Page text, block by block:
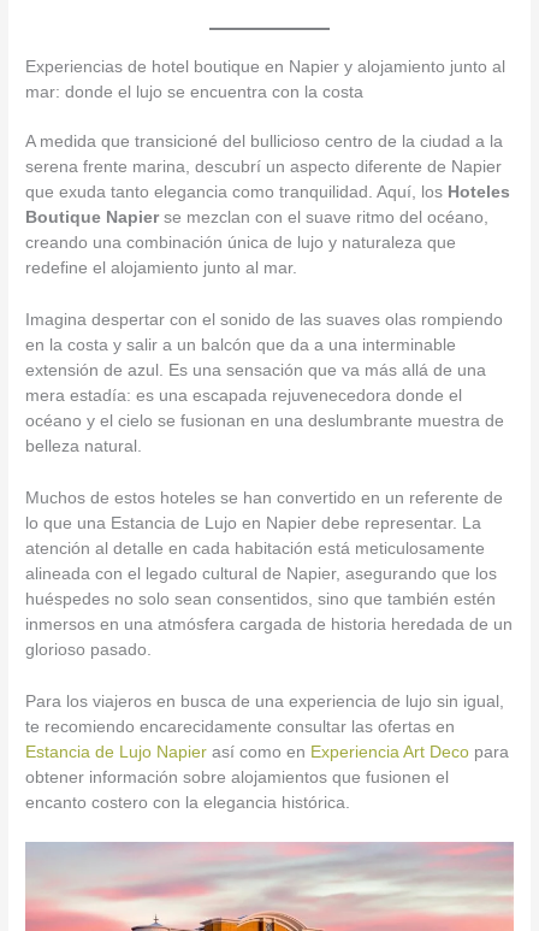
Experiencias de hotel boutique en Napier y alojamiento junto al
mar: donde el lujo se encuentra con la costa
A medida que transicioné del bullicioso centro de la ciudad a la
serena frente marina, descubrí un aspecto diferente de Napier
que exuda tanto elegancia como tranquilidad. Aquí, los Hoteles
Boutique Napierse mezclan con el suave ritmo del océano,
creando una combinación única de lujo y naturaleza que
redefine el alojamiento junto al mar.
Imagina despertar con el sonido de las suaves olas rompiendo
en la costa y salir a un balcón que da a una interminable
extensión de azul. Es una sensación que va más allá de una
mera estadía: es una escapada rejuvenecedora donde el
océano y el cielo se fusionan en una deslumbrante muestra de
belleza natural.
Muchos de estos hoteles se han convertido en un referente de
lo que una Estancia de Lujo en Napier debe representar. La
atención al detalle en cada habitación está meticulosamente
alineada con el legado cultural de Napier, asegurando que los
huéspedes no solo sean consentidos, sino que también estén
inmersos en una atmósfera cargada de historia heredada de un
glorioso pasado.
Para los viajeros en busca de una experiencia de lujo sin igual,
te recomiendo encarecidamente consultar las ofertas en
Estancia de Lujo Napier así como en Experiencia Art Deco para
obtener información sobre alojamientos que fusionen el
encanto costero con la elegancia histórica.